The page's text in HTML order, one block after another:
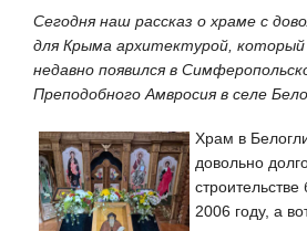
Сегодня наш рассказ о храме с
для Крыма архитектурой,
недавно появился в
Преподобного Амвросия в селе
Храм в
довольно
2006 году, а